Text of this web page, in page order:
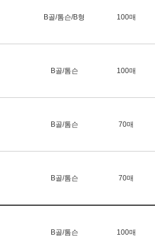
B골/톰슨/B형 100매
B골/톰슨 100매
B골/톰슨 70매
B골/톰슨 70매
B골/톰슨 100매